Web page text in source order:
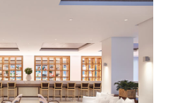
סקי יוקרתי
✦ חבילות מומלצות ✦